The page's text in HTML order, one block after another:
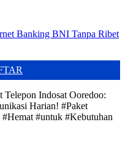
Banking BNI Tanpa Ribet
Telepon Indosat Ooredoo:
Harian! #Paket
#untuk #Kebutuhan